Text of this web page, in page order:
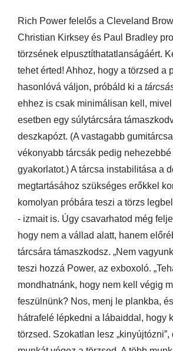
Rich Power felelős a Cleveland
Christian Kirksey és Paul Bradley
törzsének elpusztíthatatlanságáért.
tehet érted! Ahhoz, hogy a törzsed a
hasonlóvá váljon, próbáld ki a
ehhez is csak minimálisan kell,
esetben egy súlytárcsára
deszkapózt. (A vastagabb
vékonyabb tárcsák pedig nehezebbé
gyakorlatot.) A tárcsa instabilitása a
megtartásához szükséges erőkkel
komolyan próbára teszi a törzs
- izmait is. Úgy csavarhatod még
hogy nem a vállad alatt, hanem
tárcsára támaszkodsz. „Nem
teszi hozzá Power, az exboxoló.
mondhatnánk, hogy nem kell végig
feszülnünk? Nos, menj le plankba,
hátrafelé lépkedni a lábaiddal, hogy
törzsed. Szokatlan lesz „kinyújtózni”,